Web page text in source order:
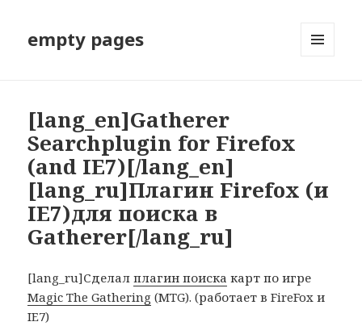
empty pages
[lang_en]Gatherer
Searchplugin for Firefox
(and IE7)[/lang_en]
[lang_ru]Плагин Firefox (и
IE7)для поиска в
Gatherer[/lang_ru]
[lang_ru]Сделалплагин поиска карт по игре
Magic The Gathering (MTG). (работает в FireFox и
IE7)